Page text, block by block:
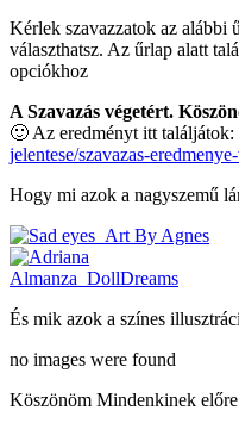
Kérlek szavazzatok az alábbi
választhatsz. Az űrlap alatt
opciókhoz
A Szavazás végetért.
🙂 Az eredményt itt találjátok:
jelentese/szavazas-
Hogy mi azok a nagyszemű
És mik azok a színes
no images were found
Köszönöm Mindenkinek